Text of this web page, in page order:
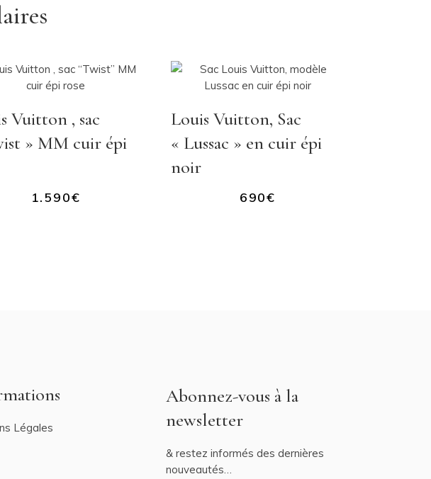
Vuitton , sac
» MM cuir épi
1.590€
Louis Vuitton, Sac
« Lussac » en cuir épi
noir
690€
Légales
Abonnez-vous à la
newsletter
& restez informés des dernières
nouveautés…